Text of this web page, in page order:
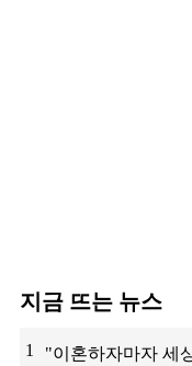
지금 뜨는 뉴스
1
"이혼하자마자 세